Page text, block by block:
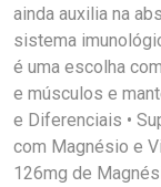
ainda auxilia na
sistema
é uma escolha
e músculos e
e Diferenciais •
com Magnésio e
126mg de